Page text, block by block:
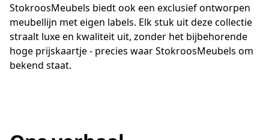
StokroosMeubels biedt ook een exclusief ontworpen
meubellijn met eigen labels. Elk stuk uit deze collectie
straalt luxe en kwaliteit uit, zonder het bijbehorende
hoge prijskaartje - precies waar StokroosMeubels om
bekend staat.